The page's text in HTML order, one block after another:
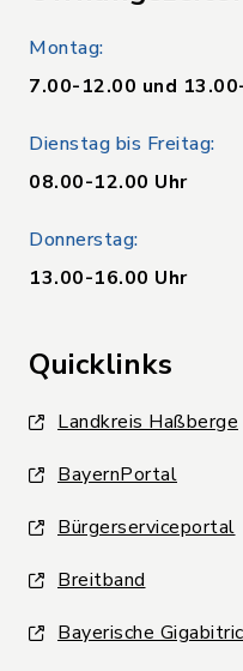
Montag:
7.00-12.00 und
Dienstag bis Freitag:
08.00-12.00 Uhr
Donnerstag:
13.00-16.00 Uhr
Quicklinks
Landkreis Haßberge
BayernPortal
Bürgerserviceportal
Breitband
Bayerische